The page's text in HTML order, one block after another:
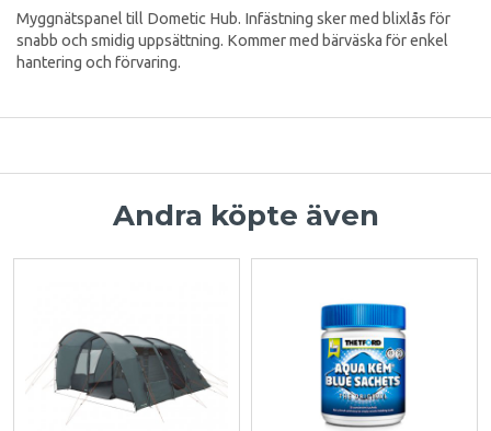
Myggnätspanel till Dometic Hub. Infästning sker med blixlås för
snabb och smidig uppsättning. Kommer med bärväska för enkel
hantering och förvaring.
Andra köpte även